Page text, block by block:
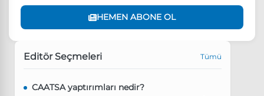
HEMEN ABONE OL
Editör Seçmeleri Tümü
CAATSA yaptırımları nedir?